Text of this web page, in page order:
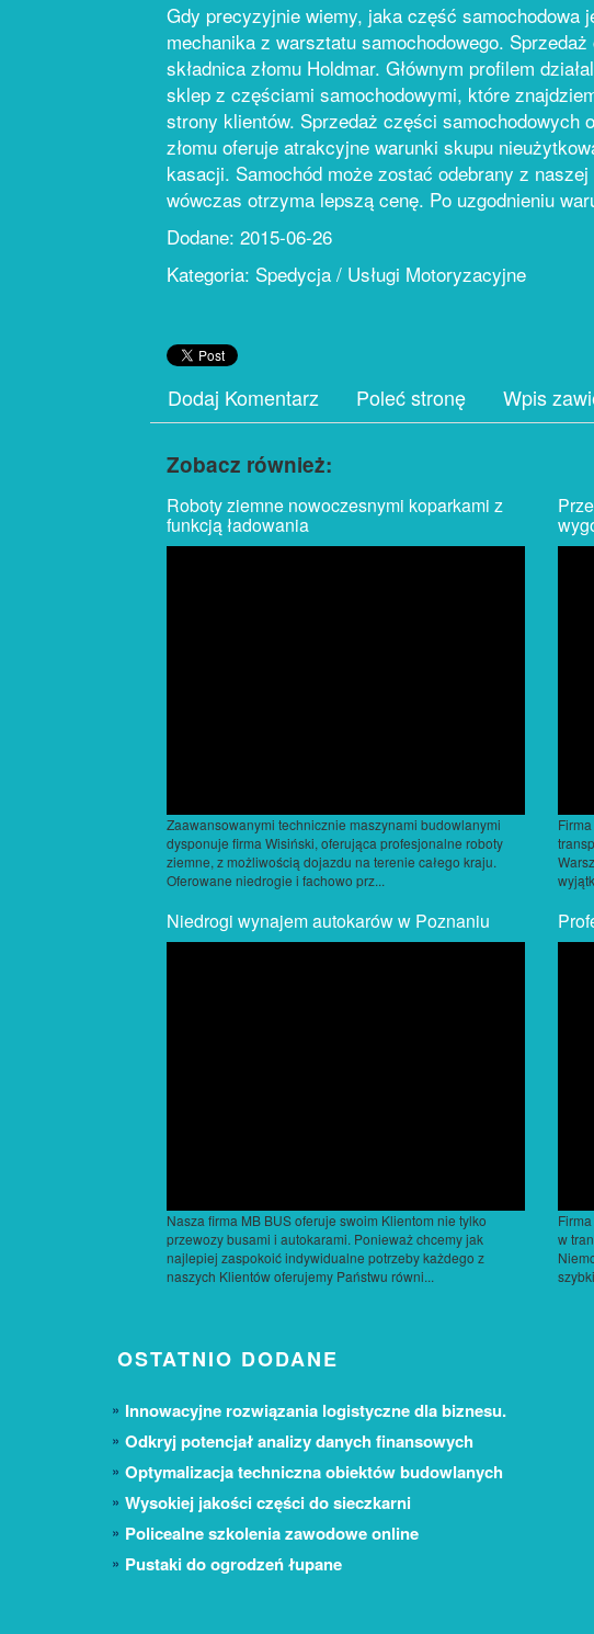
Gdy precyzyjnie wiemy, jaka część samochodowa
mechanika z warsztatu samochodowego.
składnica złomu Holdmar. Głównym profilem
sklep z częściami samochodowymi, które
strony klientów. Sprzedaż części samochodowych
złomu oferuje atrakcyjne warunki skupu
kasacji. Samochód może zostać odebrany z
wówczas otrzyma lepszą cenę. Po uzgodnieniu
Dodane: 2015-06-26
Kategoria: Spedycja / Usługi Motoryzacyjne
Dodaj Komentarz Poleć stronę Wpis
Zobacz również:
Roboty ziemne nowoczesnymi koparkami z
funkcją ładowania
Zaawansowanymi technicznie maszynami budowlanymi
dysponuje firma Wisiński, oferująca profesjonalne roboty
ziemne, z możliwością dojazdu na terenie całego kraju.
Oferowane niedrogie i fachowo prz...
Niedrogi wynajem autokarów w Poznaniu
Nasza firma MB BUS oferuje swoim Klientom nie tylko
przewozy busami i autokarami. Ponieważ chcemy jak
najlepiej zaspokoić indywidualne potrzeby każdego z
naszych Klientów oferujemy Państwu równi...
w
OSTATNIO DODANE
Innowacyjne rozwiązania logistyczne dla biznesu.
Odkryj potencjał analizy danych finansowych
Optymalizacja techniczna obiektów budowlanych
Wysokiej jakości części do sieczkarni
Policealne szkolenia zawodowe online
Pustaki do ogrodzeń łupane